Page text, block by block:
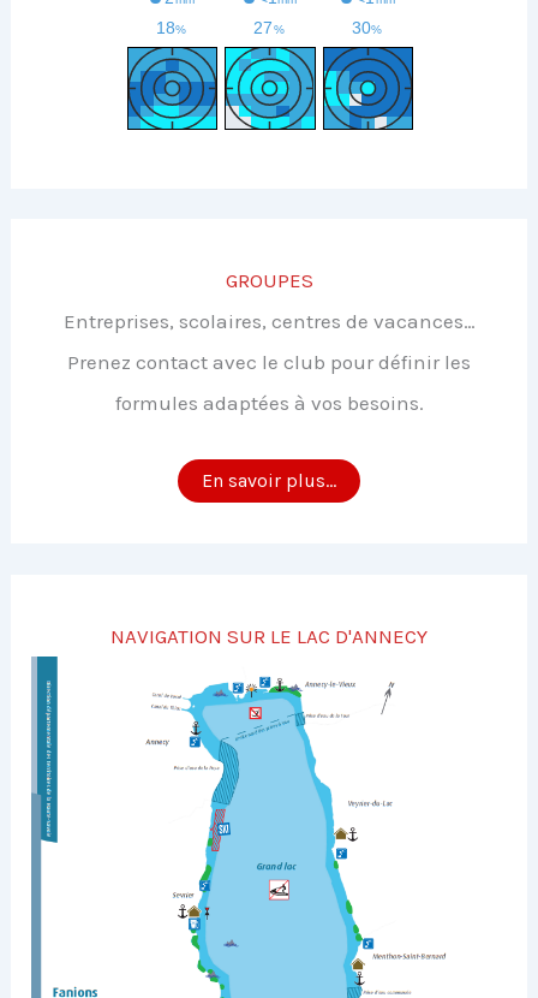
GROUPES
Entreprises, scolaires, centres de vacances…
Prenez contact avec le club pour définir les
formules adaptées à vos besoins.
En savoir plus...
NAVIGATION SUR LE LAC D'ANNECY